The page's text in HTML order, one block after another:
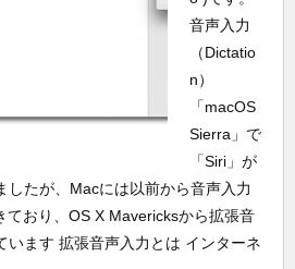
音声入力
（Dictatio
n）
「macOS
Sierra」で
「Siri」が
したが、Macには以前から音声入力
ており、OS X Mavericksから拡張音
います 拡張音声入力とは インターネ